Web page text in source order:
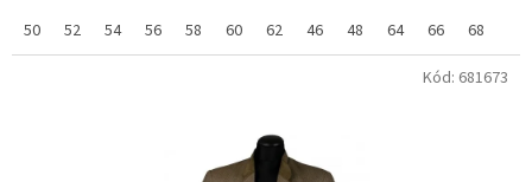
50 52 54 56 58 60 62 46 48 64 66 68
Kód: 681673